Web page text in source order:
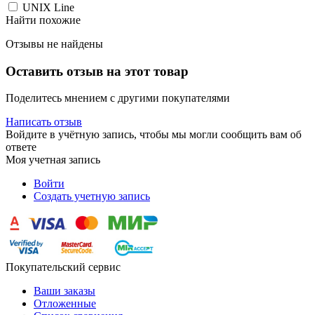
UNIX Line
Найти похожие
Отзывы не найдены
Оставить отзыв на этот товар
Поделитесь мнением с другими покупателями
Написать отзыв
Войдите в учётную запись, чтобы мы могли сообщить вам об
ответе
Моя учетная запись
Войти
Создать учетную запись
Покупательский сервис
Ваши заказы
Отложенные